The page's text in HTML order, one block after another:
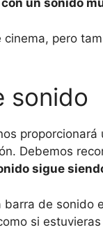
un sonido
pero
sonido
Debemos
sigue
barra de sonido
si